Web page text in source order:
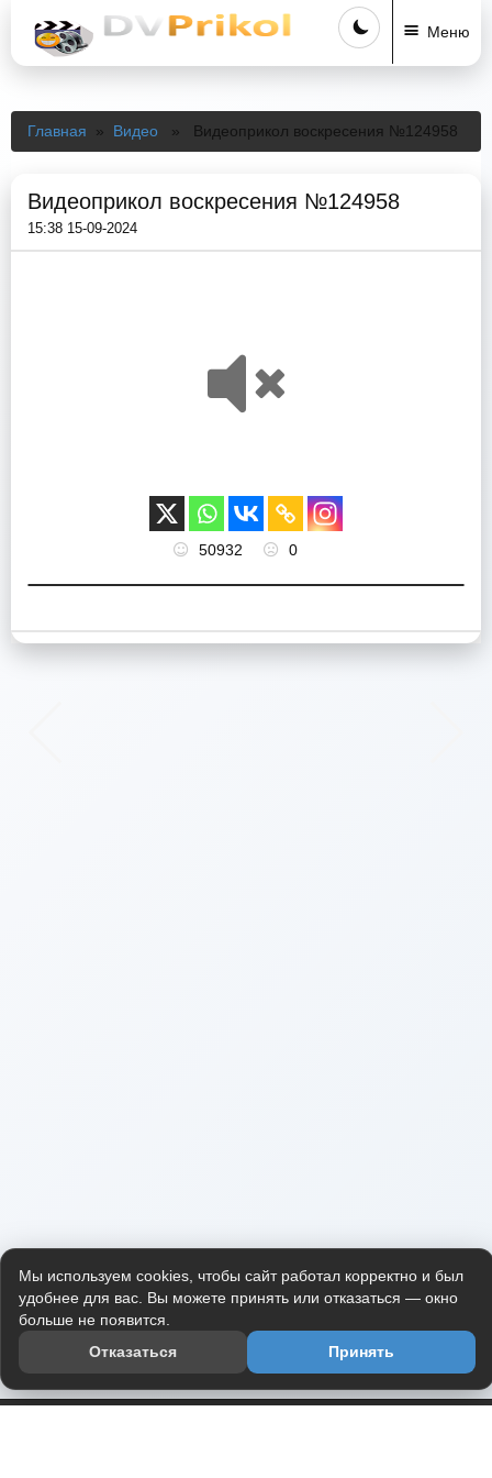
Меню
Главная » Видео » Видеоприкол воскресения №124958
Видеоприкол воскресения №124958
15:38 15-09-2024
50932 0
Мы используем cookies, чтобы сайт работал корректно и был
удобнее для вас. Вы можете принять или отказаться — окно
больше не появится.
Отказаться
Принять